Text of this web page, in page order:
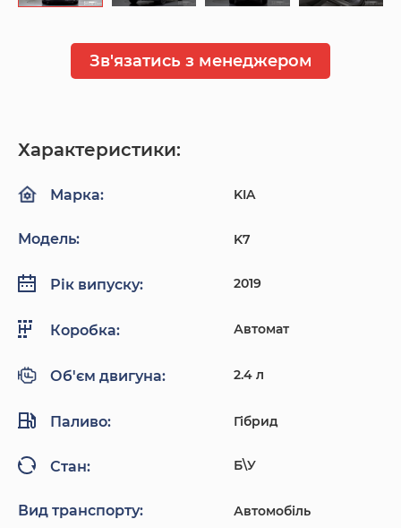
Зв'язатись з менеджером
Характеристики:
Марка: KIA
Модель: K7
Рік випуску: 2019
Коробка: Автомат
Об'єм двигуна: 2.4 л
Паливо: Гібрид
Стан: Б\У
Вид транспорту: Автомобіль